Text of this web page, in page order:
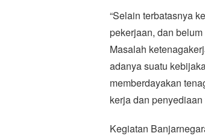
“Selain terbatasnya
pekerjaan, dan
Masalah
adanya suatu
memberdayakan
kerja dan
Kegiatan